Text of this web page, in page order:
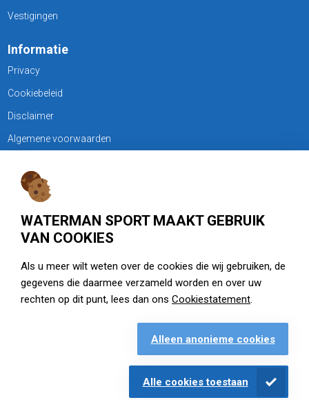
WATERMAN SPORT MAAKT GEBRUIK
VAN COOKIES
Als u meer wilt weten over de cookies die wij gebruiken, de
gegevens die daarmee verzameld worden en over uw
rechten op dit punt, lees dan ons Cookiestatement
Alleen anonieme cookies
Alle cookies toestaan
Vestigingen
Informatie
Privacy
Cookiebeleid
Disclaimer
Algemene voorwaarden
KLANTENSERVICE
020 - 6901044
Openingstijden
zie watermansport.nl